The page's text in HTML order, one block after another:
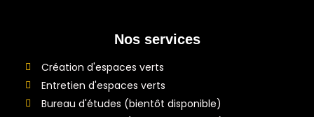
Nos services
Création d'espaces verts
Entretien d'espaces verts
Bureau d'études (bientôt disponible)